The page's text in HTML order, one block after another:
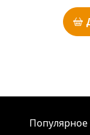
Популярное